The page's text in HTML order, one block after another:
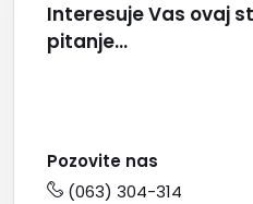
Interesuje Vas ovaj
pitanje...
Pozovite nas
(063) 304-314